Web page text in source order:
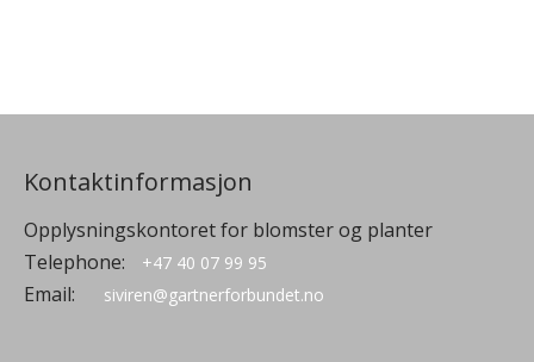
Kontaktinformasjon
Opplysningskontoret for blomster og planter
Telephone:
+47 40 07 99 95
Email: siviren@gartnerforbundet.no